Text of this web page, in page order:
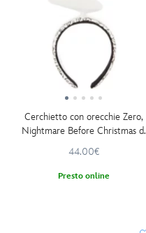
Cerchietto con orecchie Zero,
Nightmare Before Christmas di
44.00€
Presto online